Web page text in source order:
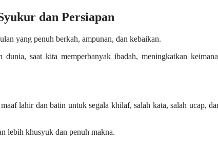
dan Persiapan
yang penuh berkah, ampunan, dan kebaikan.
saat kita memperbanyak ibadah, meningkatkan
lahir dan batin untuk segala khilaf, salah kata, salah ucap,
lebih khusyuk dan penuh makna.